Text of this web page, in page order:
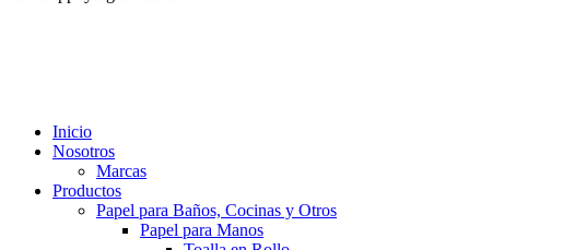
Inicio
Nosotros
Marcas
Productos
Papel para Baños, Cocinas y Otros
Papel para Manos